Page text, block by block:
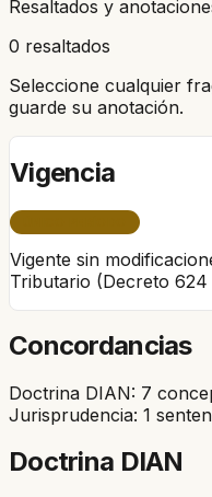
Resaltados y
0 resaltados
Seleccione cualquier
guarde su anotación.
Vigencia
Vigente sin
Tributario (Decreto 624
Concordancias
Doctrina DIAN: 7
Jurisprudencia: 1
Doctrina DIAN